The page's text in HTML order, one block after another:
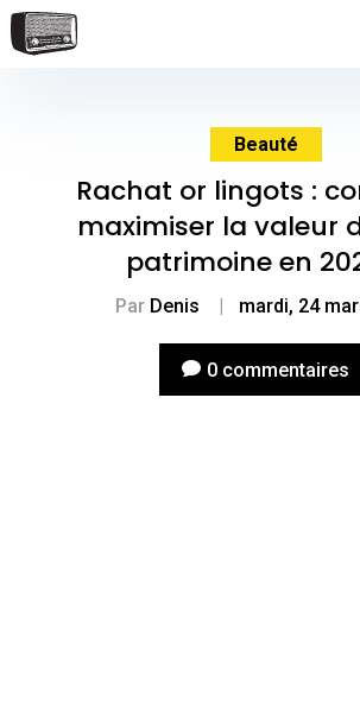
Beauté
Rachat or lingots :
maximiser la valeur
patrimoine en
Par Denis | mardi, 24
0 commentaires